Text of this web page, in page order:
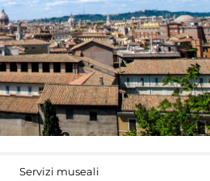
Servizi museali